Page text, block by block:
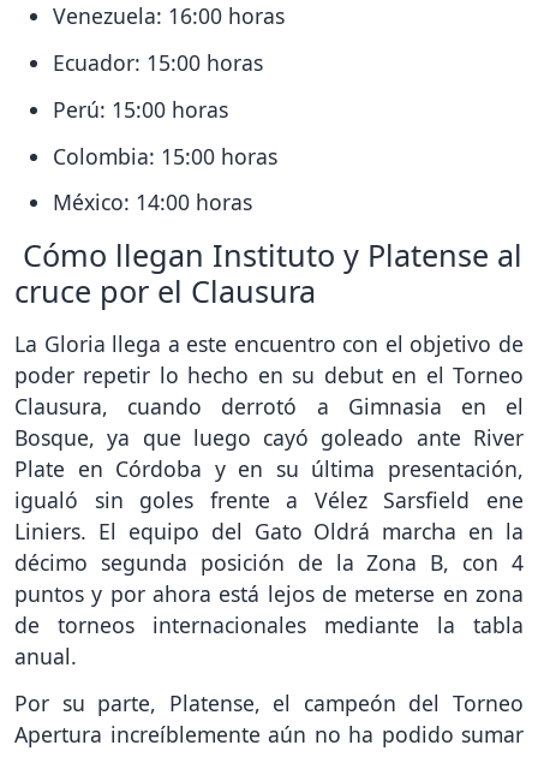
Venezuela: 16:00 horas
Ecuador: 15:00 horas
Perú: 15:00 horas
Colombia: 15:00 horas
México: 14:00 horas
Cómo llegan Instituto y Platense al
cruce por el Clausura
La Gloria llega a este encuentro con el objetivo de
poder repetir lo hecho en su debut en el Torneo
Clausura, cuando derrotó a Gimnasia en el
Bosque, ya que luego cayó goleado ante River
Plate en Córdoba y en su última presentación,
igualó sin goles frente a Vélez Sarsfield ene
Liniers. El equipo del Gato Oldrá marcha en la
décimo segunda posición de la Zona B, con 4
puntos y por ahora está lejos de meterse en zona
de torneos internacionales mediante la tabla
anual.
Por su parte, Platense, el campeón del Torneo
Apertura increíblemente aún no ha podido sumar